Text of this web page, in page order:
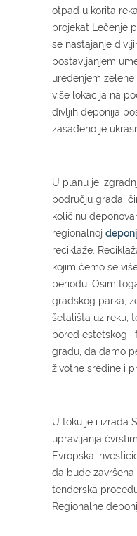
otpad u korita
projekat Lečenje
se nastajanje
postavljanjem
uređenjem zelene
više lokacija na
divljih deponija
zasađeno je
U planu je
području grada,
količinu
regionalnoj
reciklaže.
kojim ćemo se
periodu. Osim
gradskog parka,
šetališta uz reku,
pored estetskog i
gradu, da damo
životne sredine i
U toku je i izrada
upravljanja
Evropska
da bude završena
tenderska
Regionalne